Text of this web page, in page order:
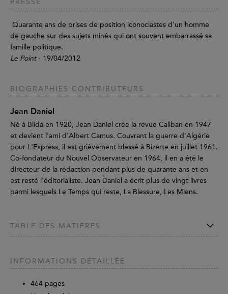
PRESSE
Quarante ans de prises de position iconoclastes d'un homme
de gauche sur des sujets minés qui ont souvent embarrassé sa
famille politique.
Le Point- 19/04/2012
BIOGRAPHIES CONTRIBUTEURS
Jean Daniel
Né à Blida en 1920, Jean Daniel crée la revue Caliban en 1947
et devient l'ami d'Albert Camus. Couvrant la guerre d'Algérie
pour L'Express, il est grièvement blessé à Bizerte en juillet 1961.
Co-fondateur du Nouvel Observateur en 1964, il en a été le
directeur de la rédaction pendant plus de quarante ans et en
est resté l'éditorialiste. Jean Daniel a écrit plus de vingt livres
parmi lesquels Le Temps qui reste, La Blessure, Les Miens.
TABLE DES MATIÈRES
INFORMATIONS DÉTAILLÉE
464 pages